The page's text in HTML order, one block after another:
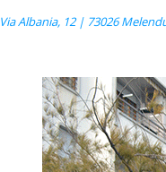
Via Albania, 12 | 73026